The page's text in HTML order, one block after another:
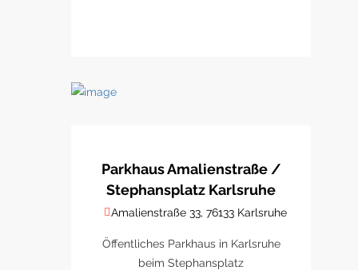
Parkhaus Amalienstraße /
Stephansplatz Karlsruhe
Amalienstraße 33, 76133 Karlsruhe
Öffentliches Parkhaus in Karlsruhe
beim Stephansplatz